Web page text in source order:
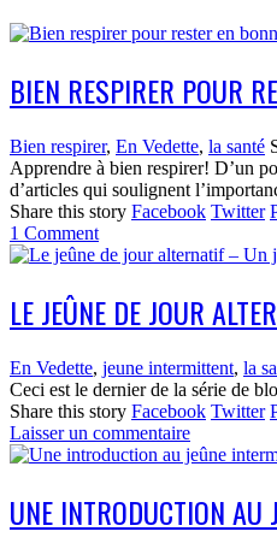
BIEN RESPIRER POUR
Bien respirer, En Vedette, la santé
Apprendre à bien respirer! D’un
d’articles qui soulignent
Share this story Facebook Twitter
1 Comment
LE JEÛNE DE JOUR
En Vedette, jeune intermittent, la
Ceci est le dernier de la série de
Share this story Facebook Twitter
Laisser un commentaire
UNE INTRODUCTION AU